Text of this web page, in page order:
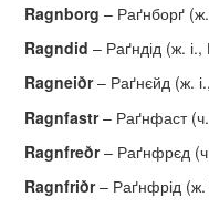
Ragnborg – Раґнборґ
Ragndid – Раґндід (ж.
Ragneiðr– Раґнєйд (ж.
Ragnfastr– Раґнфаст
Ragnfreðr– Раґнфрєд
Ragnfriðr– Раґнфрід (ж.